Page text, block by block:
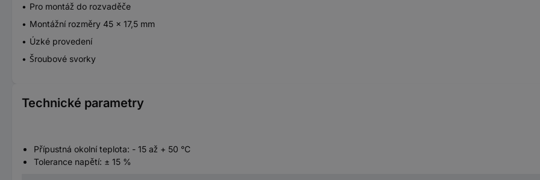
Pro montáž do rozvaděče
Montážní rozměry 45 x 17,5 mm
Úzké provedení
Šroubové svorky
Technické parametry
Přípustná okolní teplota: - 15 až + 50 °C
Tolerance napětí: ± 15 %